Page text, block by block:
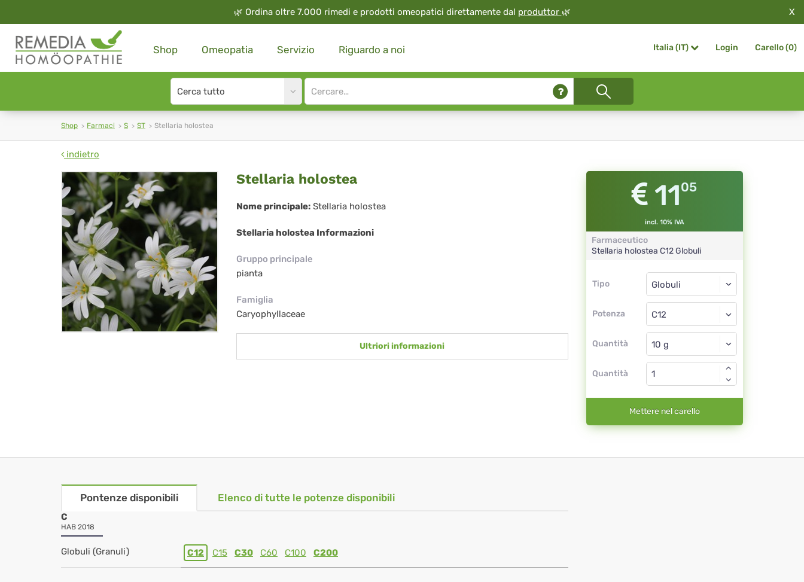
🌿 Ordina oltre 7.000 rimedi e prodotti omeopatici direttamente dal produttor 🌿 X
Shop Omeopatia Servizio Riguardo a noi Italia (IT) Login Carello (0)
Search
type
Site
search
Shop Farmaci S ST Stellaria holostea
indietro
Stellaria
holostea
Stellaria holostea
Nome principale: Stellaria holostea
Stellaria holostea Informazioni
Gruppo principale
pianta
Famiglia
Caryophyllaceae
Ultriori informazioni
1105
incl. 10% IVA
Farmaceutico
Stellaria holostea C12 Globuli
Tipo
Tipo
Potenza
Globuli
C12
Quantità
Globuli
Quantità
Mettere nel carello
Pontenze disponibili Elenco di tutte le potenze disponibili
C
HAB 2018
Globuli (Granuli) C12 C15 C30 C60 C100 C200